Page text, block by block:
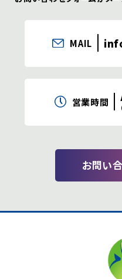
MAIL
営業時間
お問い